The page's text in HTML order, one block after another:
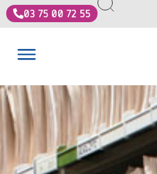
03 75 00 72 55